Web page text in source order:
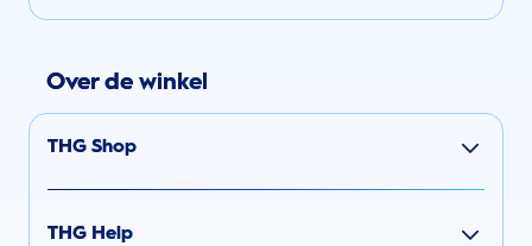
Over de winkel
THG Shop
THG Help